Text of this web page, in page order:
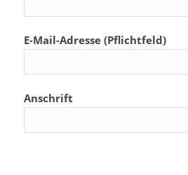
E-Mail-Adresse (Pflichtfeld)
Anschrift